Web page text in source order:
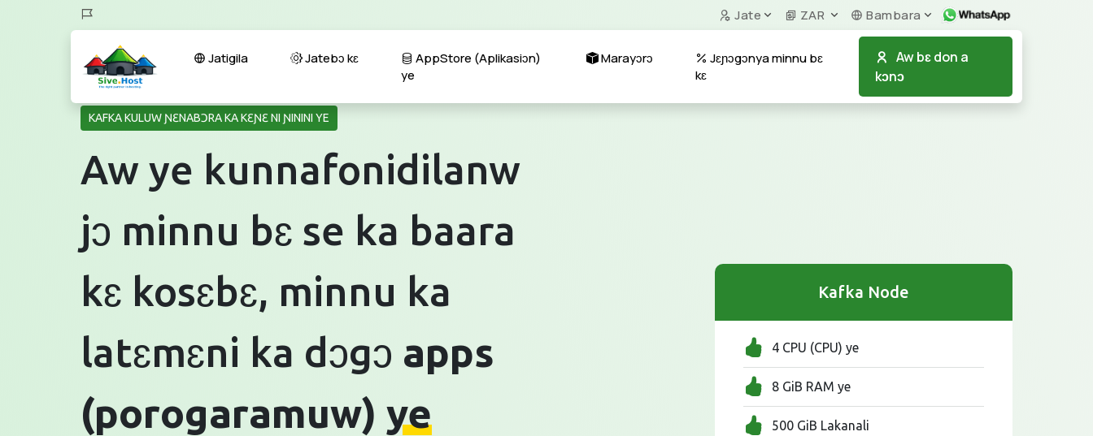
Jate ZAR Bambara
Aw bɛ don a
kɔnɔ
Jatigila Jatebɔ kɛ
AppStore (Aplikasiɔn)
ye
Marayɔrɔ
Jɛɲɔgɔnya minnu bɛ
kɛ
KAFKA KULUW ƝƐNABƆRA KA KƐƝƐ NI ƝININI YE
Aw ye kunnafonidilanw
jɔ minnu bɛ se ka baara
kɛ kosɛbɛ, minnu ka
latɛmɛni ka dɔgɔ apps
(porogaramuw) ye
Kafka Node
4 CPU (CPU) ye
8 GiB RAM ye
500 GiB Lakanali